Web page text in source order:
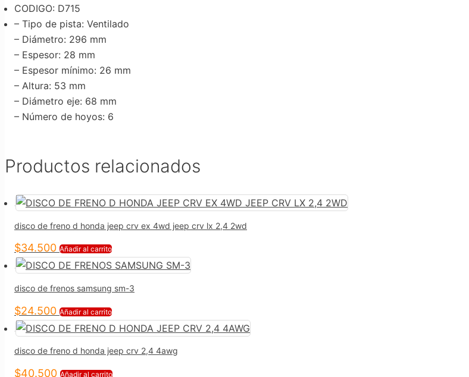
CODIGO: D715
– Tipo de pista: Ventilado
– Diámetro: 296 mm
– Espesor: 28 mm
– Espesor mínimo: 26 mm
– Altura: 53 mm
– Diámetro eje: 68 mm
– Número de hoyos: 6
Productos relacionados
disco de freno d honda jeep crv ex 4wd jeep crv lx 2,4 2wd
$34.500 Añadir al carrito
disco de frenos samsung sm-3
$24.500 Añadir al carrito
disco de freno d honda jeep crv 2,4 4awg
$40.500 Añadir al carrito